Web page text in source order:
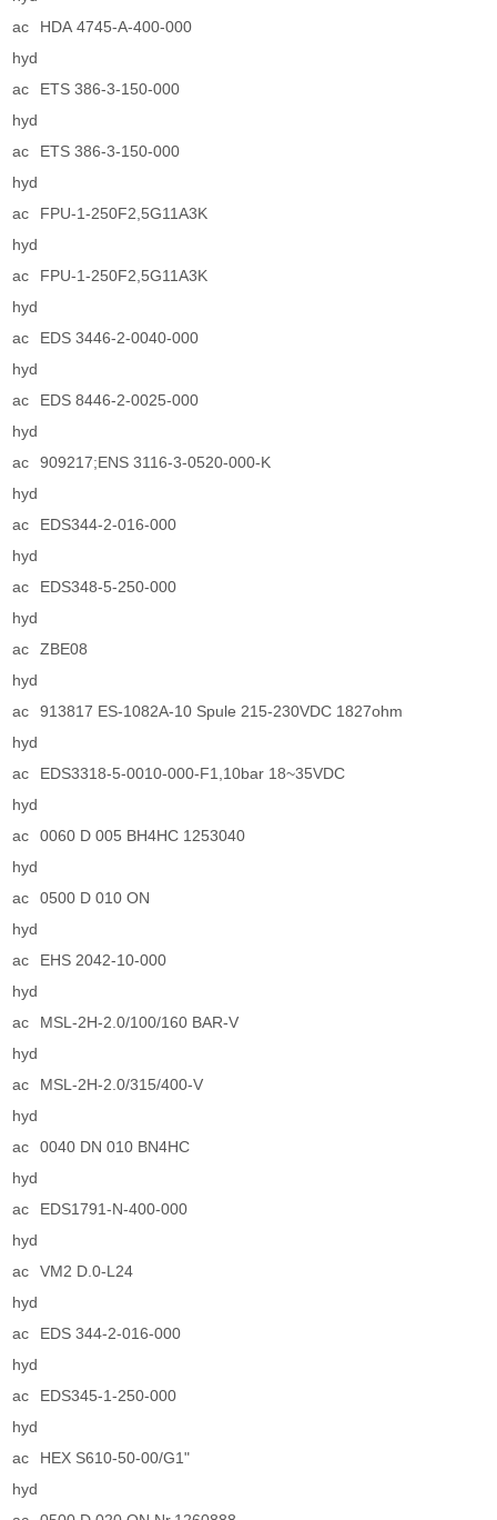
ac
HDA 4745-A-400-000
hyd
ac
ETS 386-3-150-000
hyd
ac
ETS 386-3-150-000
hyd
ac
FPU-1-250F2,5G11A3K
hyd
ac
FPU-1-250F2,5G11A3K
hyd
ac
EDS 3446-2-0040-000
hyd
ac
EDS 8446-2-0025-000
hyd
ac
909217;ENS 3116-3-0520-000-K
hyd
ac
EDS344-2-016-000
hyd
ac
EDS348-5-250-000
hyd
ac
ZBE08
hyd
ac
913817 ES-1082A-10 Spule 215-230VDC 1827ohm
hyd
ac
EDS3318-5-0010-000-F1,10bar 18~35VDC
hyd
ac
0060 D 005 BH4HC 1253040
hyd
ac
0500 D 010 ON
hyd
ac
EHS 2042-10-000
hyd
ac
MSL-2H-2.0/100/160 BAR-V
hyd
ac
MSL-2H-2.0/315/400-V
hyd
ac
0040 DN 010 BN4HC
hyd
ac
EDS1791-N-400-000
hyd
ac
VM2 D.0-L24
hyd
ac
EDS 344-2-016-000
hyd
ac
EDS345-1-250-000
hyd
ac
HEX S610-50-00/G1"
hyd